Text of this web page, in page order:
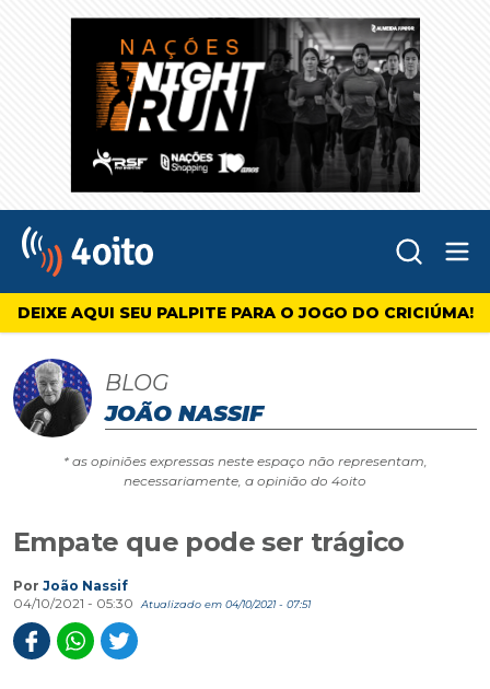
4oito
DEIXE AQUI SEU PALPITE PARA O JOGO DO CRICIÚMA!
BLOG
JOÃO NASSIF
* as opiniões expressas neste espaço não representam,
necessariamente, a opinião do 4oito
Empate que pode ser trágico
Por João Nassif
04/10/2021 - 05:30
Atualizado em 04/10/2021 - 07:51